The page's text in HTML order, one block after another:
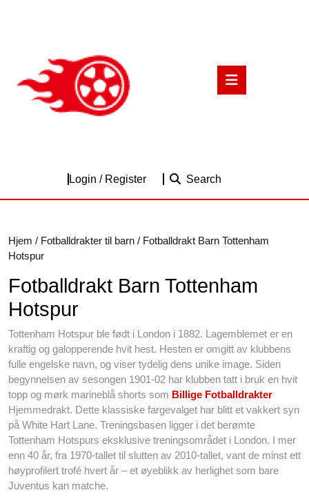
Login / RegisterLogin
Search
Hjem / Fotballdrakter til barn / Fotballdrakt Barn Tottenham
Hotspur
Fotballdrakt Barn Tottenham
Hotspur
Tottenham Hotspur ble født i London i 1882. Lagemblemet er en
kraftig og galopperende hvit hest. Hesten er omgitt av klubbens
fulle engelske navn, og viser tydelig dens unike image. Siden
begynnelsen av sesongen 1901-02 har klubben tatt i bruk en hvit
topp og mørk marineblå shorts som Billige Fotballdrakter
Hjemmedrakt. Dette klassiske fargevalget har blitt et vakkert syn
på White Hart Lane. Treningsbasen ligger i det berømte
Tottenham Hotspurs eksklusive treningsområdet i London. I mer
enn 40 år, fra 1970-tallet til slutten av 2010-tallet, vant de minst ett
høyprofilert trofé hvert år – et øyeblikk av herlighet som bare
Juventus kan matche.